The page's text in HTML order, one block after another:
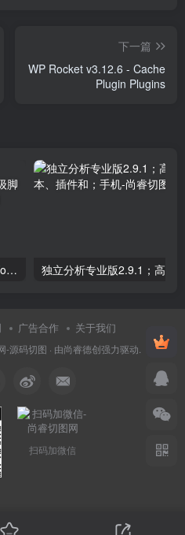
下一篇
WP Rocket v3.12.6 - Cache
Plugin Plugins
学校管理v10.4.9-教育与；WordPress学习管理系统；高级脚本、插件和；手机
广告合作 关于我们
-源码切图 · 由尚睿德创强力驱动.
扫码加微信